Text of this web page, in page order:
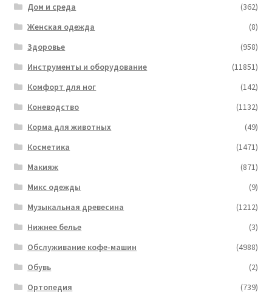
Дом и среда
(362)
Женская одежда
(8)
Здоровье
(958)
Инструменты и оборудование
(11851)
Комфорт для ног
(142)
Коневодство
(1132)
Корма для животных
(49)
Косметика
(1471)
Макияж
(871)
Микс одежды
(9)
Музыкальная древесина
(1212)
Нижнее белье
(3)
Обслуживание кофе-машин
(4988)
Обувь
(2)
Ортопедия
(739)